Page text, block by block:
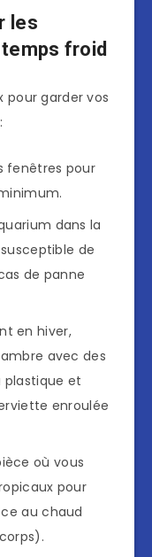
les
froid
pour garder vos
fenêtres pour
dans la
de
de panne
en hiver,
avec des
plastique et
enroulée
où vous
pour
au chaud